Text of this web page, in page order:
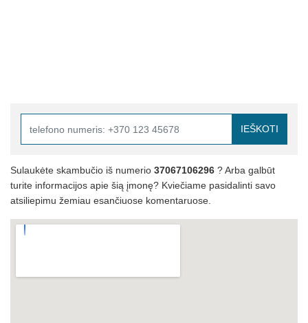
IEŠKOTI
Sulaukėte skambučio iš numerio 37067106296 ? Arba galbūt
turite informacijos apie šią įmonę? Kviečiame pasidalinti savo
atsiliepimu žemiau esančiuose komentaruose.